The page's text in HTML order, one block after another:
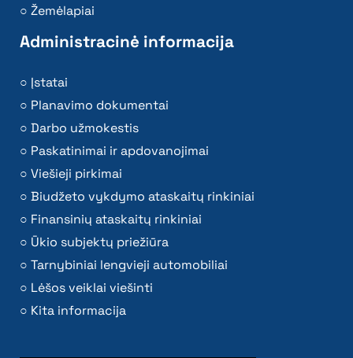
Žemėlapiai
Administracinė informacija
Įstatai
Planavimo dokumentai
Darbo užmokestis
Paskatinimai ir apdovanojimai
Viešieji pirkimai
Biudžeto vykdymo ataskaitų rinkiniai
Finansinių ataskaitų rinkiniai
Ūkio subjektų priežiūra
Tarnybiniai lengvieji automobiliai
Lėšos veiklai viešinti
Kita informacija